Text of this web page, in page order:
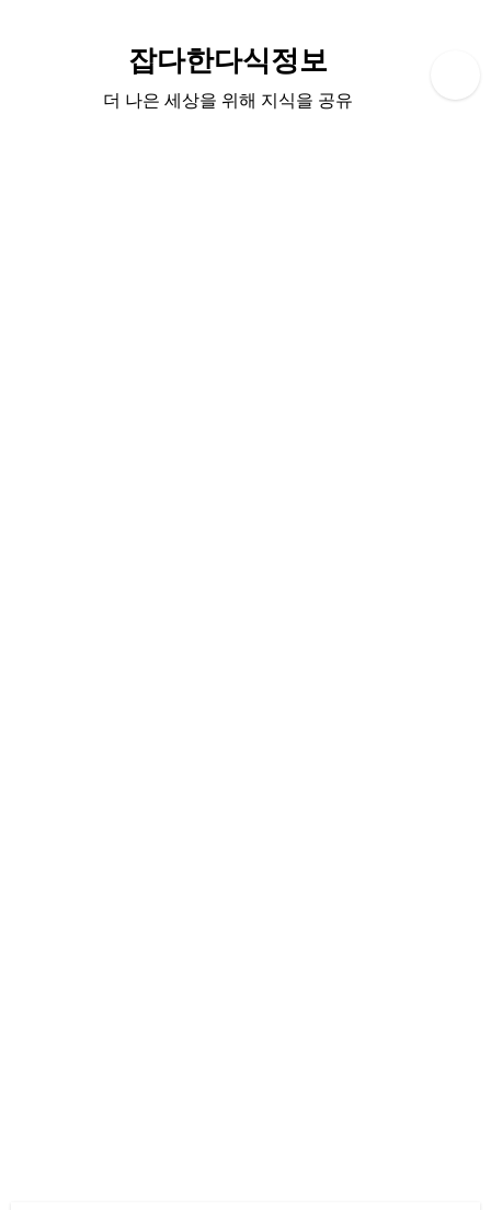
잡다한다식정보
더 나은 세상을 위해 지식을 공유